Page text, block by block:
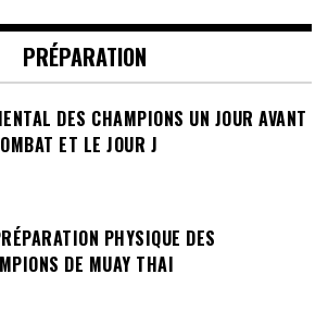
PRÉPARATION
DES CHAMPIONS UN JOUR AVANT
ET LE JOUR J
PHYSIQUE DES
DE MUAY THAI